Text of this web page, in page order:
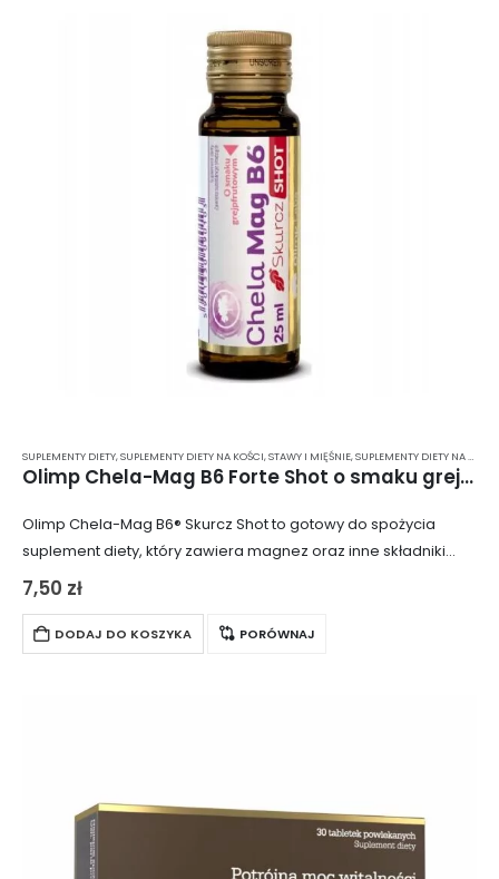
SUPLEMENTY DIETY,SUPLEMENTY DIETY NA KOŚCI, STAWY I MIĘŚNIE,SUPLEMENTY DIETY NA ODPORNOŚĆ
Olimp Chela-Mag B6 Forte Shot o smaku grejpfrutowym– szklana ampułka 25 ml
Olimp Chela-Mag B6® Skurcz Shot to gotowy do spożycia
suplement diety, który zawiera magnez oraz inne składniki
kluczowe dla prawidłowego funkcjonowania mięśni i układu
nerwowego. Produkt jest dostępny w poręcznej…
7,50 zł
DODAJ DO KOSZYKA PORÓWNAJ